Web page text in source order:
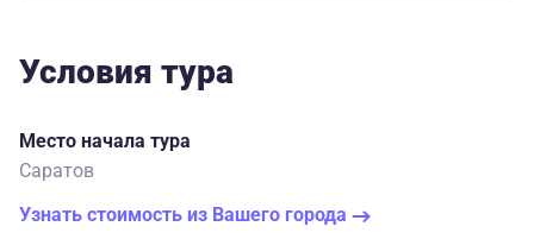
Условия тура
Место начала тура
Саратов
Узнать стоимость из Вашего города